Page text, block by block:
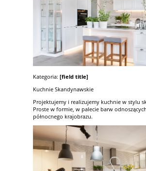
Kategoria: [field title]
Kuchnie Skandynawskie
Projektujemy i realizujemy kuchnie w stylu
Proste w formie, w palecie barw
północnego krajobrazu.